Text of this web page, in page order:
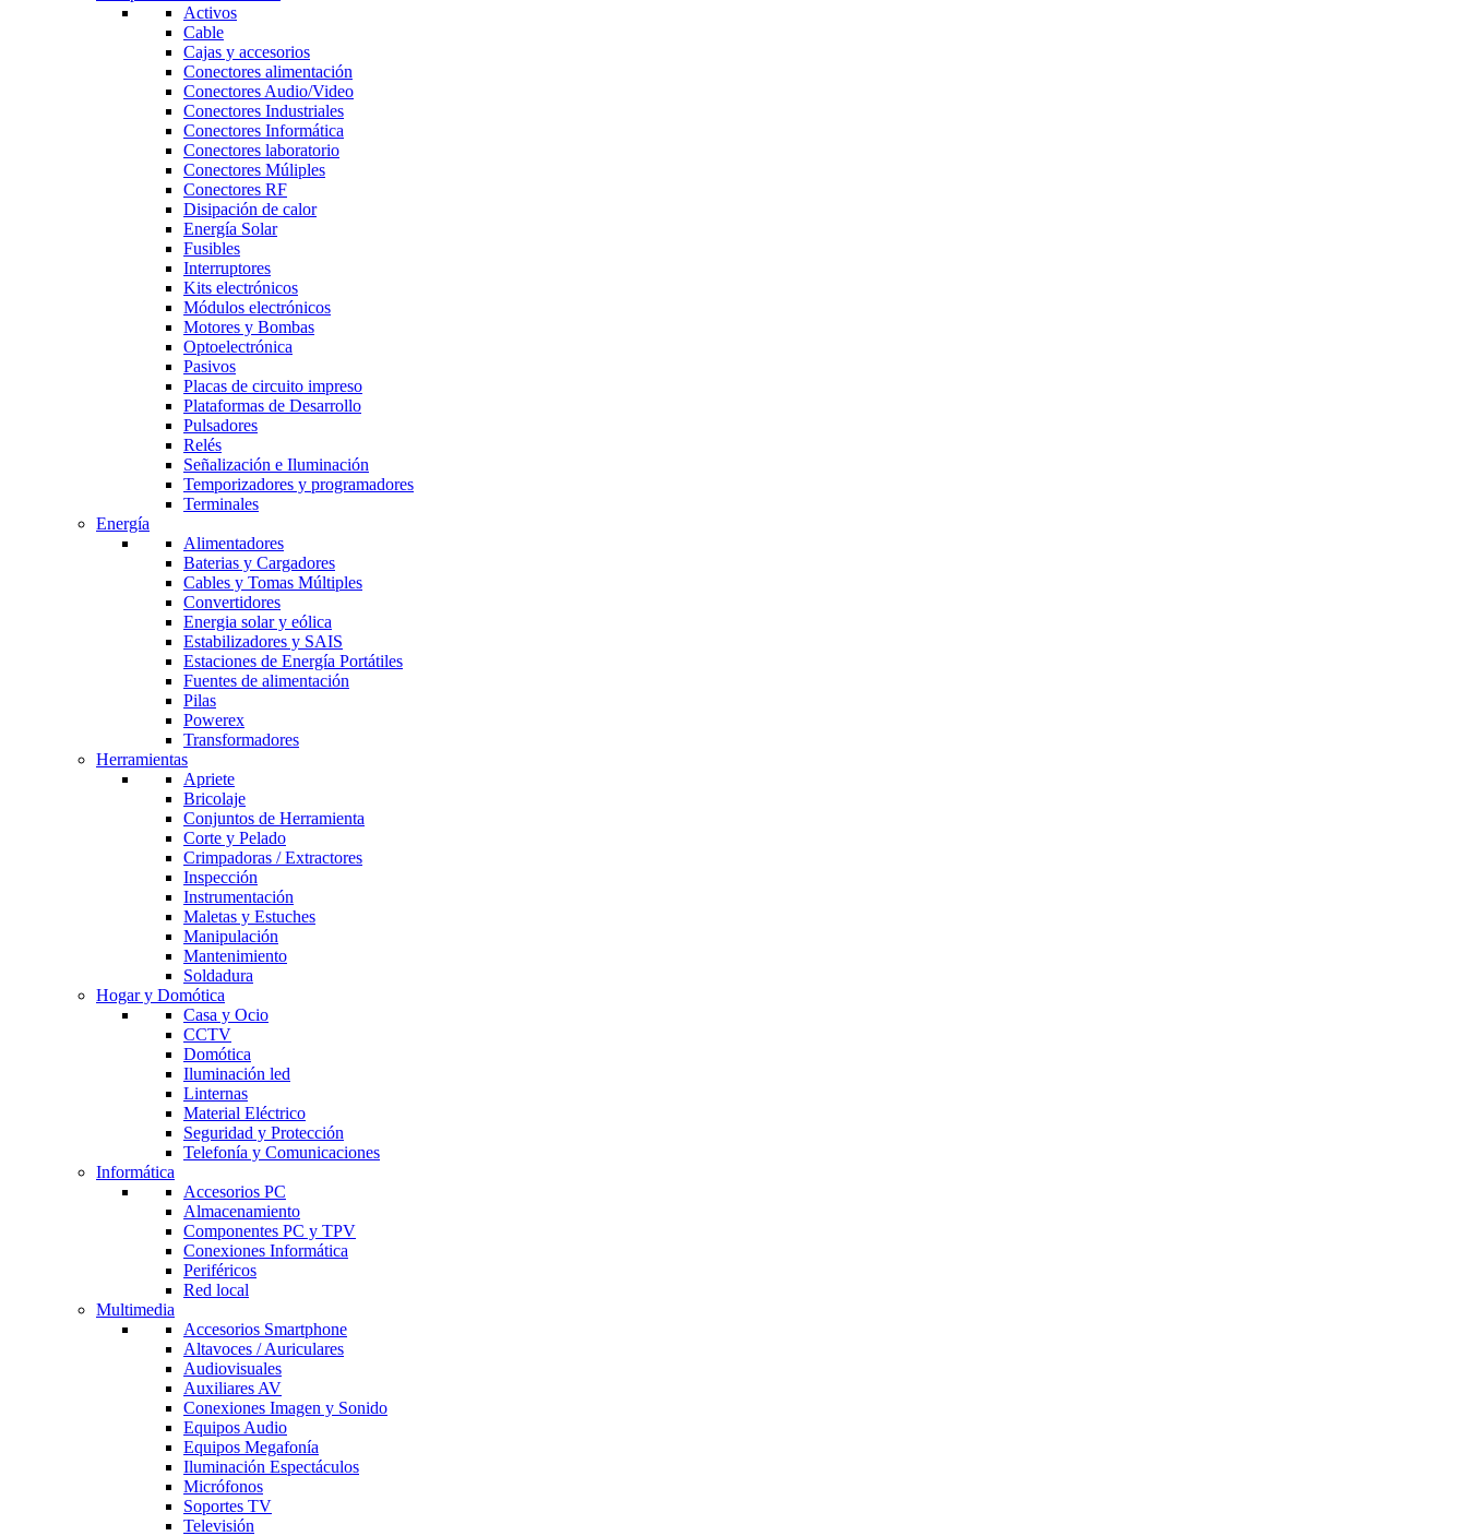
Activos
Cable
Cajas y accesorios
Conectores alimentación
Conectores Audio/Video
Conectores Industriales
Conectores Informática
Conectores laboratorio
Conectores Múliples
Conectores RF
Disipación de calor
Energía Solar
Fusibles
Interruptores
Kits electrónicos
Módulos electrónicos
Motores y Bombas
Optoelectrónica
Pasivos
Placas de circuito impreso
Plataformas de Desarrollo
Pulsadores
Relés
Señalización e Iluminación
Temporizadores y programadores
Terminales
Energía
Alimentadores
Baterias y Cargadores
Cables y Tomas Múltiples
Convertidores
Energia solar y eólica
Estabilizadores y SAIS
Estaciones de Energía Portátiles
Fuentes de alimentación
Pilas
Powerex
Transformadores
Herramientas
Apriete
Bricolaje
Conjuntos de Herramienta
Corte y Pelado
Crimpadoras / Extractores
Inspección
Instrumentación
Maletas y Estuches
Manipulación
Mantenimiento
Soldadura
Hogar y Domótica
Casa y Ocio
CCTV
Domótica
Iluminación led
Linternas
Material Eléctrico
Seguridad y Protección
Telefonía y Comunicaciones
Informática
Accesorios PC
Almacenamiento
Componentes PC y TPV
Conexiones Informática
Periféricos
Red local
Multimedia
Accesorios Smartphone
Altavoces / Auriculares
Audiovisuales
Auxiliares AV
Conexiones Imagen y Sonido
Equipos Audio
Equipos Megafonía
Iluminación Espectáculos
Micrófonos
Soportes TV
Televisión